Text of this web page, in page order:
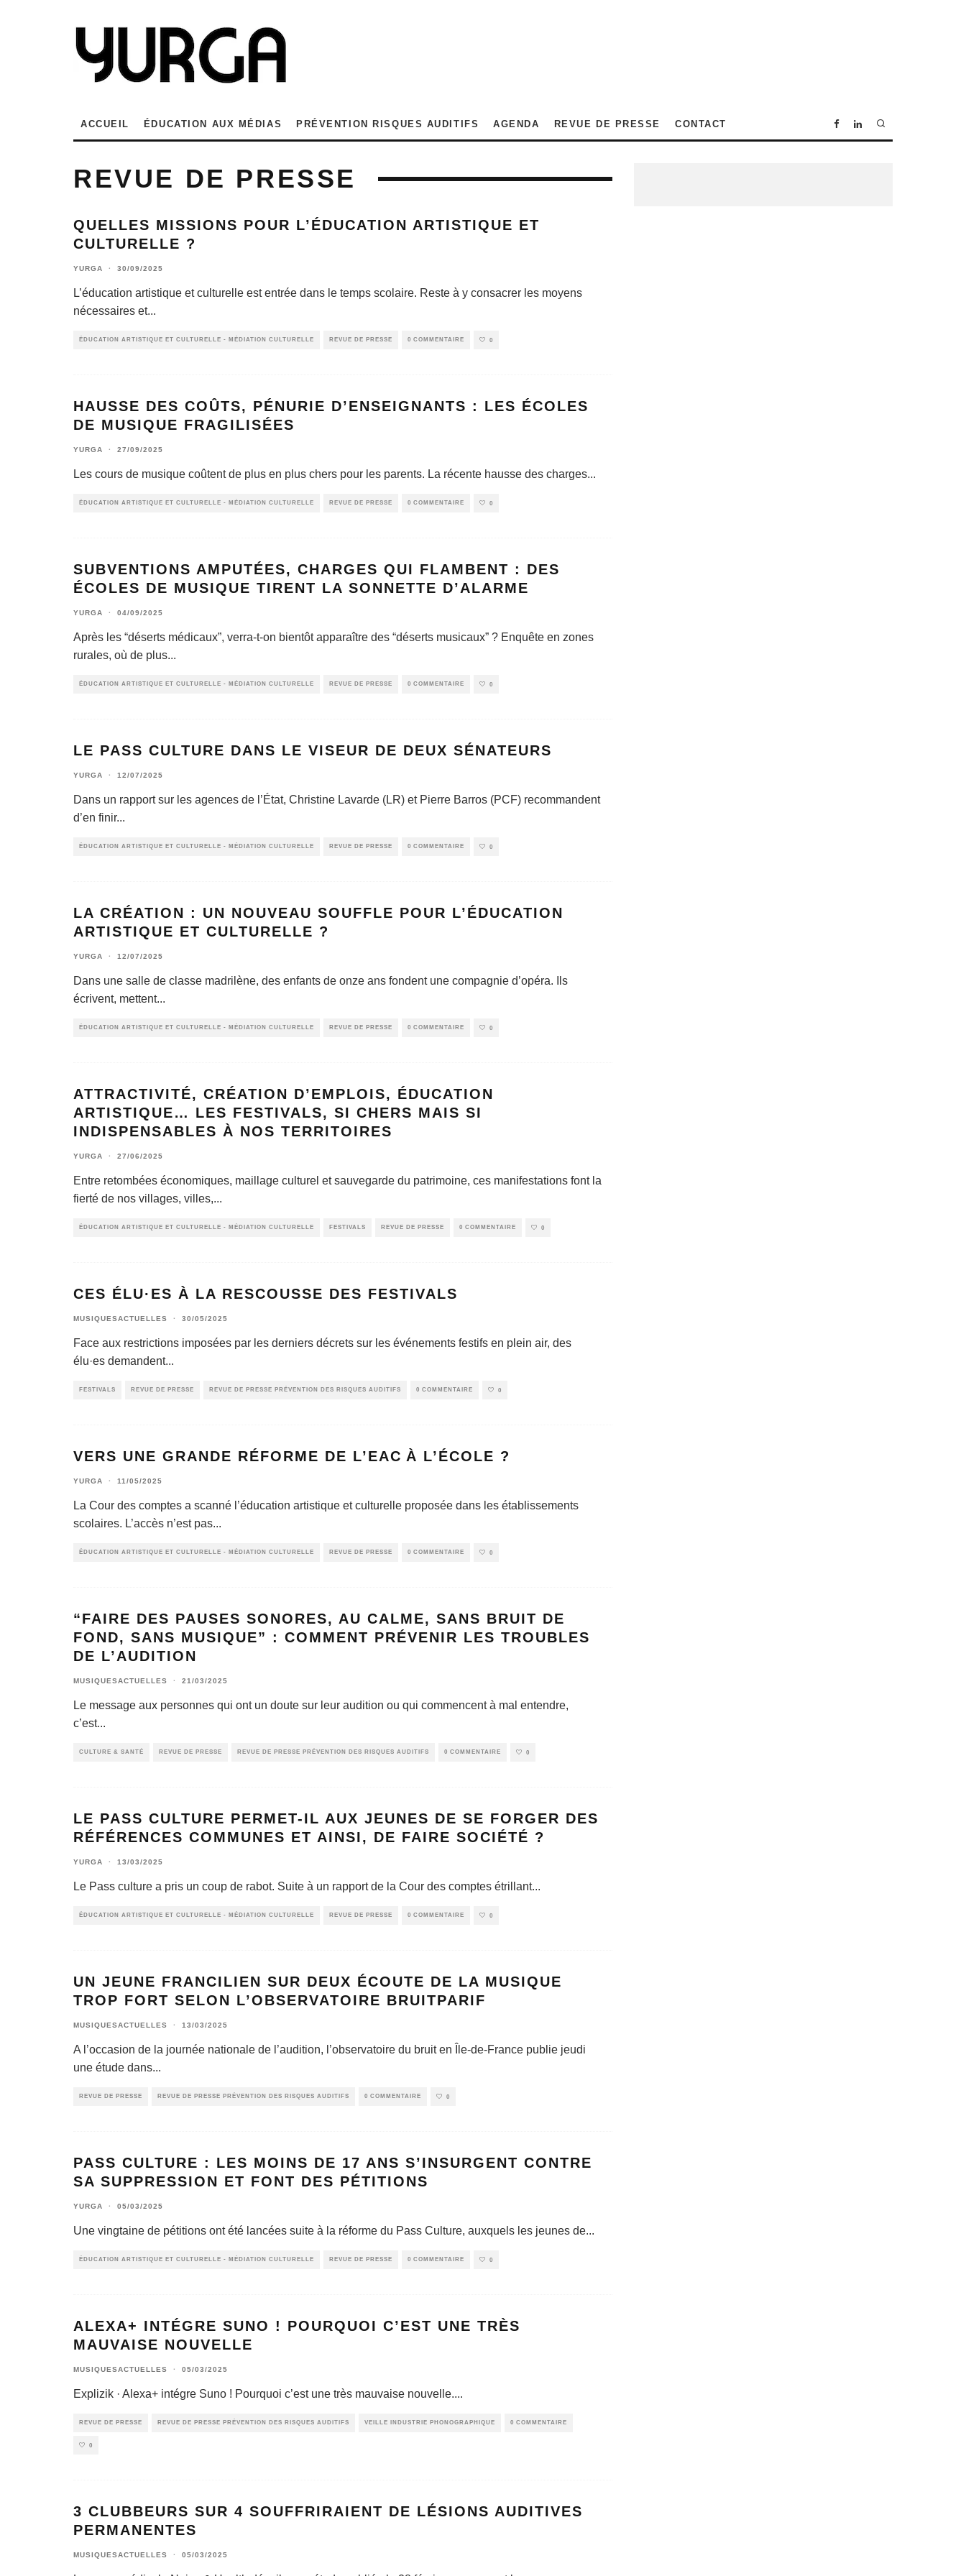
ACCUEIL ÉDUCATION AUX MÉDIAS PRÉVENTION RISQUES AUDITIFS AGENDA REVUE DE PRESSE CONTACT
REVUE DE PRESSE
QUELLES MISSIONS POUR L’ÉDUCATION ARTISTIQUE ET
CULTURELLE ?
YURGA · 30/09/2025
L’éducation artistique et culturelle est entrée dans le temps scolaire. Reste à y consacrer les moyens
nécessaires et...
ÉDUCATION ARTISTIQUE ET CULTURELLE - MÉDIATION CULTURELLE REVUE DE PRESSE 0 COMMENTAIRE 0
HAUSSE DES COÛTS, PÉNURIE D’ENSEIGNANTS : LES ÉCOLES
DE MUSIQUE FRAGILISÉES
YURGA · 27/09/2025
Les cours de musique coûtent de plus en plus chers pour les parents. La récente hausse des charges...
ÉDUCATION ARTISTIQUE ET CULTURELLE - MÉDIATION CULTURELLE REVUE DE PRESSE 0 COMMENTAIRE 0
SUBVENTIONS AMPUTÉES, CHARGES QUI FLAMBENT : DES
ÉCOLES DE MUSIQUE TIRENT LA SONNETTE D’ALARME
YURGA · 04/09/2025
Après les “déserts médicaux”, verra-t-on bientôt apparaître des “déserts musicaux” ? Enquête en zones
rurales, où de plus...
ÉDUCATION ARTISTIQUE ET CULTURELLE - MÉDIATION CULTURELLE REVUE DE PRESSE 0 COMMENTAIRE 0
LE PASS CULTURE DANS LE VISEUR DE DEUX SÉNATEURS
YURGA · 12/07/2025
Dans un rapport sur les agences de l’État, Christine Lavarde (LR) et Pierre Barros (PCF) recommandent
d’en finir...
ÉDUCATION ARTISTIQUE ET CULTURELLE - MÉDIATION CULTURELLE REVUE DE PRESSE 0 COMMENTAIRE 0
LA CRÉATION : UN NOUVEAU SOUFFLE POUR L’ÉDUCATION
ARTISTIQUE ET CULTURELLE ?
YURGA · 12/07/2025
Dans une salle de classe madrilène, des enfants de onze ans fondent une compagnie d’opéra. Ils
écrivent, mettent...
ÉDUCATION ARTISTIQUE ET CULTURELLE - MÉDIATION CULTURELLE REVUE DE PRESSE 0 COMMENTAIRE 0
ATTRACTIVITÉ, CRÉATION D’EMPLOIS, ÉDUCATION
ARTISTIQUE… LES FESTIVALS, SI CHERS MAIS SI
INDISPENSABLES À NOS TERRITOIRES
YURGA · 27/06/2025
Entre retombées économiques, maillage culturel et sauvegarde du patrimoine, ces manifestations font la
fierté de nos villages, villes,...
ÉDUCATION ARTISTIQUE ET CULTURELLE - MÉDIATION CULTURELLE FESTIVALS REVUE DE PRESSE 0 COMMENTAIRE 0
CES ÉLU·ES À LA RESCOUSSE DES FESTIVALS
MUSIQUESACTUELLES · 30/05/2025
Face aux restrictions imposées par les derniers décrets sur les événements festifs en plein air, des
élu·es demandent...
FESTIVALS REVUE DE PRESSE REVUE DE PRESSE PRÉVENTION DES RISQUES AUDITIFS 0 COMMENTAIRE 0
VERS UNE GRANDE RÉFORME DE L’EAC À L’ÉCOLE ?
YURGA · 11/05/2025
La Cour des comptes a scanné l’éducation artistique et culturelle proposée dans les établissements
scolaires. L’accès n’est pas...
ÉDUCATION ARTISTIQUE ET CULTURELLE - MÉDIATION CULTURELLE REVUE DE PRESSE 0 COMMENTAIRE 0
“FAIRE DES PAUSES SONORES, AU CALME, SANS BRUIT DE
FOND, SANS MUSIQUE” : COMMENT PRÉVENIR LES TROUBLES
DE L’AUDITION
MUSIQUESACTUELLES · 21/03/2025
Le message aux personnes qui ont un doute sur leur audition ou qui commencent à mal entendre,
c’est...
CULTURE & SANTÉ REVUE DE PRESSE REVUE DE PRESSE PRÉVENTION DES RISQUES AUDITIFS 0 COMMENTAIRE 0
LE PASS CULTURE PERMET-IL AUX JEUNES DE SE FORGER DES
RÉFÉRENCES COMMUNES ET AINSI, DE FAIRE SOCIÉTÉ ?
YURGA · 13/03/2025
Le Pass culture a pris un coup de rabot. Suite à un rapport de la Cour des comptes étrillant...
ÉDUCATION ARTISTIQUE ET CULTURELLE - MÉDIATION CULTURELLE REVUE DE PRESSE 0 COMMENTAIRE 0
UN JEUNE FRANCILIEN SUR DEUX ÉCOUTE DE LA MUSIQUE
TROP FORT SELON L’OBSERVATOIRE BRUITPARIF
MUSIQUESACTUELLES · 13/03/2025
A l’occasion de la journée nationale de l’audition, l’observatoire du bruit en Île-de-France publie jeudi
une étude dans...
REVUE DE PRESSE REVUE DE PRESSE PRÉVENTION DES RISQUES AUDITIFS 0 COMMENTAIRE 0
PASS CULTURE : LES MOINS DE 17 ANS S’INSURGENT CONTRE
SA SUPPRESSION ET FONT DES PÉTITIONS
YURGA · 05/03/2025
Une vingtaine de pétitions ont été lancées suite à la réforme du Pass Culture, auxquels les jeunes de...
ÉDUCATION ARTISTIQUE ET CULTURELLE - MÉDIATION CULTURELLE REVUE DE PRESSE 0 COMMENTAIRE 0
ALEXA+ INTÉGRE SUNO ! POURQUOI C’EST UNE TRÈS
MAUVAISE NOUVELLE
MUSIQUESACTUELLES · 05/03/2025
Explizik · Alexa+ intégre Suno ! Pourquoi c’est une très mauvaise nouvelle....
REVUE DE PRESSE REVUE DE PRESSE PRÉVENTION DES RISQUES AUDITIFS VEILLE INDUSTRIE PHONOGRAPHIQUE 0 COMMENTAIRE
0
3 CLUBBEURS SUR 4 SOUFFRIRAIENT DE LÉSIONS AUDITIVES
PERMANENTES
MUSIQUESACTUELLES · 05/03/2025